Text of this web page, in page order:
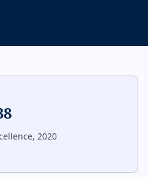
2020